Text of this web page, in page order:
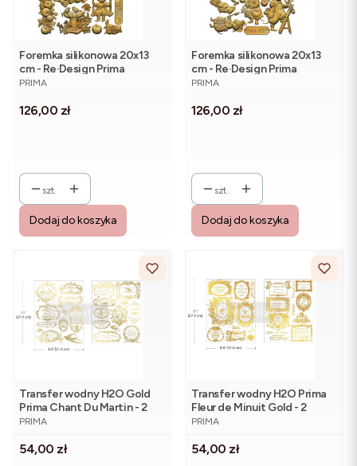
Foremka silikonowa 20x13
cm - Re·Design Prima
Homegrown Sweet Garden
PRODUCENT
PRIMA
Cena
126,00 zł
szt.
Dodaj do koszyka
Foremka silikonowa 20x13
cm - Re·Design Prima
Homegrown Tiny Gardens
PRODUCENT
PRIMA
Cena
126,00 zł
szt.
Dodaj do koszyka
Transfer wodny H2O Gold
Prima Chant Du Martin - 2
arkusze
PRODUCENT
PRIMA
Cena
54,00 zł
Transfer wodny H2O Prima
Fleur de Minuit Gold - 2
arkusze
PRODUCENT
PRIMA
Cena
54,00 zł